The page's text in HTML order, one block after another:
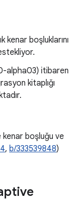
kenar boşluklarını
alpha03) itibaren
kitaplığı
boşluğu ve
, b/333539848)